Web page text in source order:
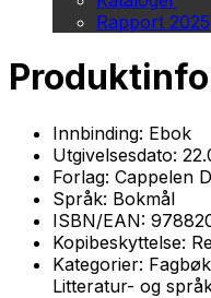
Rapport 2025
Innbinding: Ebok
Utgivelsesdato:
Forlag: Cappelen
Språk: Bokmål
ISBN/EAN:
Kopibeskyttelse:
Kategorier:
Litteratur- og